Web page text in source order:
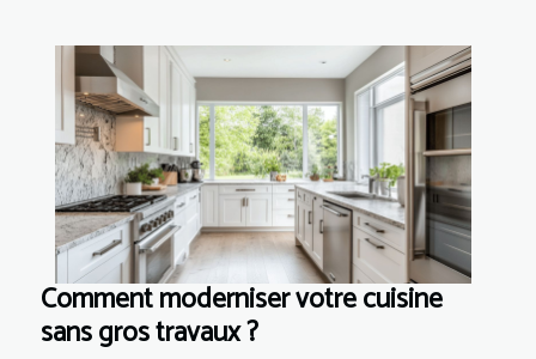
Comment moderniser votre cuisine
sans gros travaux ?